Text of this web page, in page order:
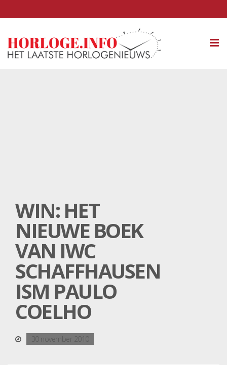
WIN: HET
NIEUWE BOEK
VAN IWC
SCHAFFHAUSEN
ISM PAULO
COELHO
30 november 2010